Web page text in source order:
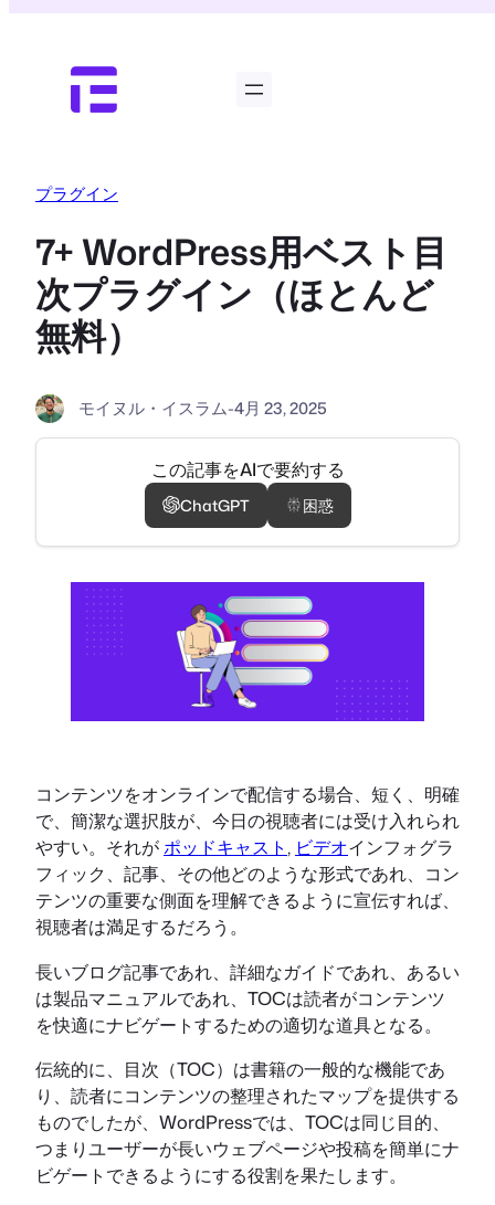
プラグイン
7+ WordPress用ベスト目
次プラグイン（ほとんど
無料）
モイヌル・イスラム-4月 23, 2025
この記事をAIで要約する
ChatGPT 困惑
コンテンツをオンラインで配信する場合、短く、明確
で、簡潔な選択肢が、今日の視聴者には受け入れられ
やすい。それがポッドキャスト, ビデオインフォグラ
フィック、記事、その他どのような形式であれ、コン
テンツの重要な側面を理解できるように宣伝すれば、
視聴者は満足するだろう。
長いブログ記事であれ、詳細なガイドであれ、あるい
は製品マニュアルであれ、TOCは読者がコンテンツ
を快適にナビゲートするための適切な道具となる。
伝統的に、目次（TOC）は書籍の一般的な機能であ
り、読者にコンテンツの整理されたマップを提供する
ものでしたが、WordPressでは、TOCは同じ目的、
つまりユーザーが長いウェブページや投稿を簡単にナ
ビゲートできるようにする役割を果たします。